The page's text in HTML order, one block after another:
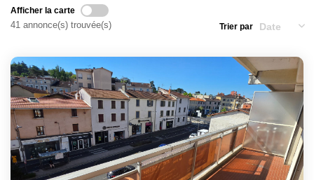
LE RÉSEAU
CONTACT
Afficher la carte
41 annonce(s) trouvée(s) Trier par